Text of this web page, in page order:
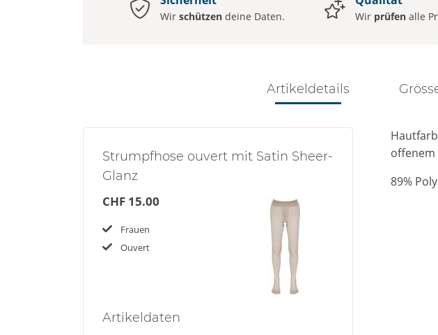
Wir schützendeine Daten. Wir prüfen alle
Artikeldetails
Strumpfhose ouvert mit Satin Sheer-
Glanz
CHF 15.00
Frauen
Ouvert
Artikeldaten
offenem
89%